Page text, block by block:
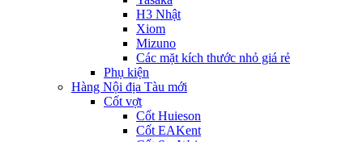
H3 Nhật
Xiom
Mizuno
Các mặt kích thước nhỏ giá rẻ
Phụ kiện
Hàng Nội địa Tàu mới
Cốt vợt
Cốt Huieson
Cốt EAKent